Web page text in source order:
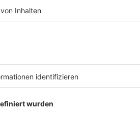
Auto kommt von
Autobahn auf